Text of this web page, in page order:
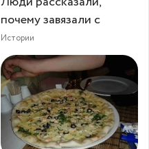
почему завязали с
Истории